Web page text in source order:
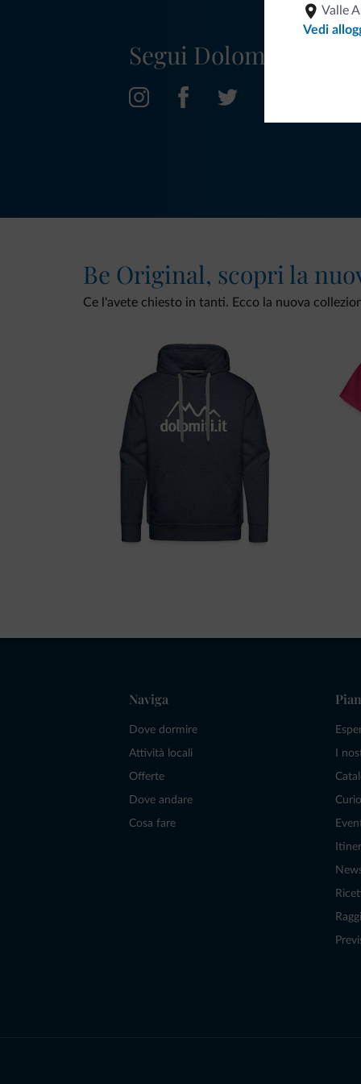
Valle
Vedi
Segui Dolomiti.it
Be Original, scopri la
Ce l'avete chiesto in tanti. Ecco la nuova
Naviga
Dove dormire
Attività locali
Offerte
Dove andare
Cosa fare
I